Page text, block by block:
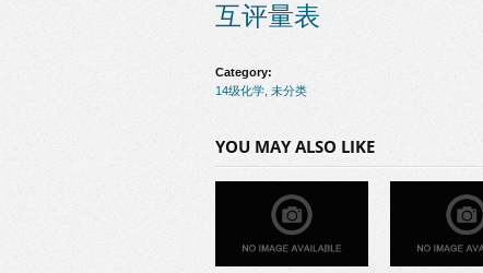
互评量表
Category:
14级化学 未分类
YOU MAY ALSO LIKE